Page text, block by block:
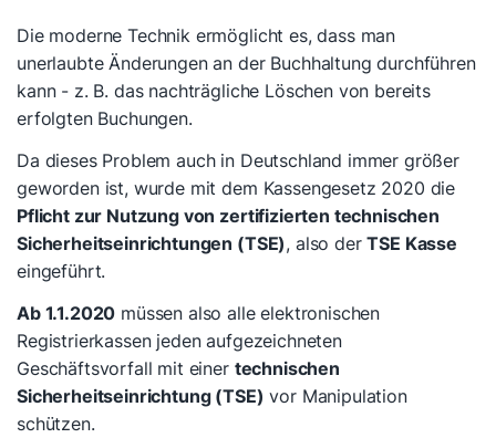
Die moderne Technik ermöglicht es, dass man
unerlaubte Änderungen an der Buchhaltung durchführen
kann - z. B. das nachträgliche Löschen von bereits
erfolgten Buchungen.
Da dieses Problem auch in Deutschland immer größer
geworden ist, wurde mit dem Kassengesetz 2020 die
Pflicht zur Nutzung von zertifizierten technischen
Sicherheitseinrichtungen (TSE), also derTSE Kasse
eingeführt.
Ab 1.1.2020 müssen also alle elektronischen
Registrierkassen jeden aufgezeichneten
Geschäftsvorfall mit einer technischen
Sicherheitseinrichtung (TSE) vor Manipulation
schützen.